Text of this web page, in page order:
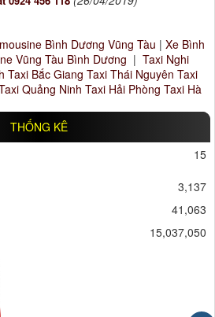
Bình Dương Vũng Tàu | Xe Bình
Vũng Tàu Bình Dương | Taxi Nghi
Taxi Bắc Giang Taxi Thái Nguyên Taxi
Quảng Ninh Taxi Hải Phòng Taxi Hà
THỐNG KÊ
15
3,137
41,063
15,037,050